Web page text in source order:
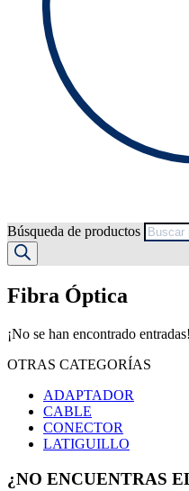
Búsqueda de productos
Fibra Óptica
¡No se han encontrado entradas!
OTRAS CATEGORÍAS
ADAPTADOR
CABLE
CONECTOR
LATIGUILLO
¿NO ENCUENTRAS